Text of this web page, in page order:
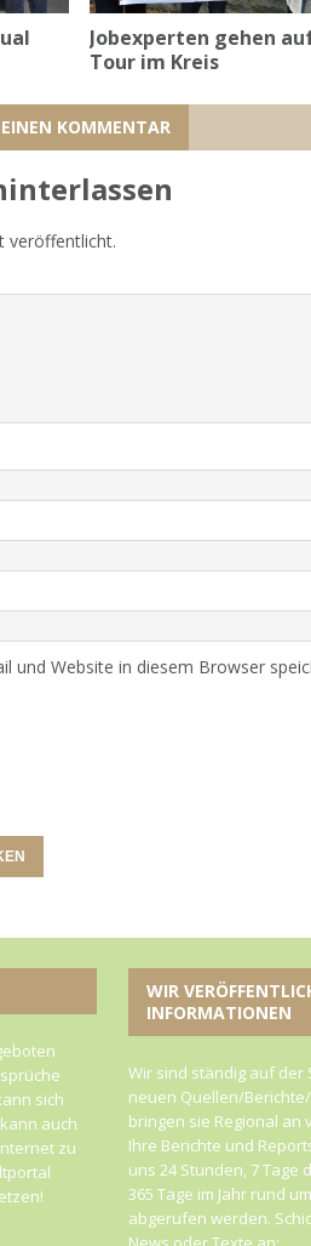
Jobexperten gehen
Tour im Kreis
KOMMENTAR
veröffentlicht.
und Website in diesem Browser
sich
auch
zu
WIR
INFORMATIONEN
Wir sind ständig auf der
neuen Quellen/
bringen sie Regional an
Ihre Berichte und
uns 24 Stunden, 7 Tage
365 Tage im Jahr rund
abgerufen werden.